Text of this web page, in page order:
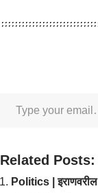
Related Posts:
Politics | इराणवरील